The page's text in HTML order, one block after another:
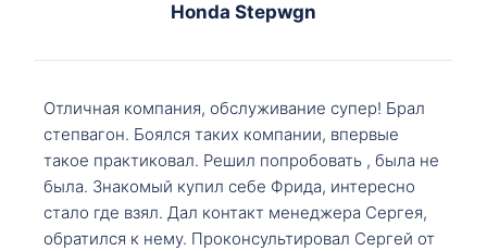
Honda Stepwgn
Отличная компания, обслуживание супер! Брал
степвагон. Боялся таких компании, впервые
такое практиковал. Решил попробовать , была не
была. Знакомый купил себе Фрида, интересно
стало где взял. Дал контакт менеджера Сергея,
обратился к нему. Проконсультировал Сергей от